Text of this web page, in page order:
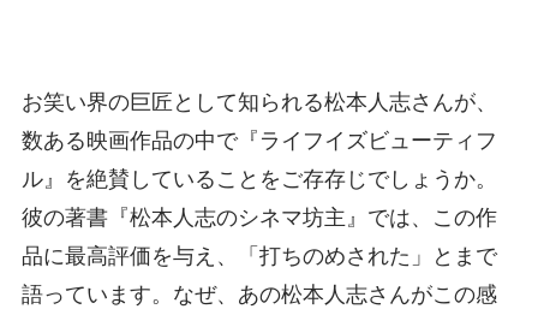
お笑い界の巨匠として知られる松本人志さんが、
数ある映画作品の中で『ライフイズビューティフ
ル』を絶賛していることをご存存じでしょうか。
彼の著書『松本人志のシネマ坊主』では、この作
品に最高評価を与え、「打ちのめされた」とまで
語っています。なぜ、あの松本人志さんがこの感